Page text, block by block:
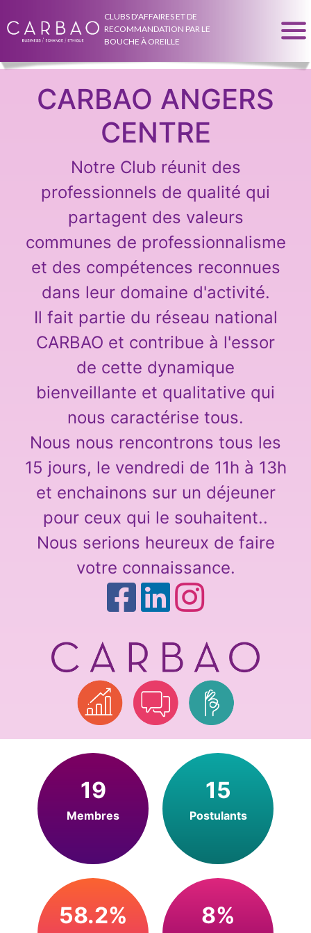
CLUBS D'AFFAIRES ET DE
RECOMMANDATION PAR LE
BOUCHE À OREILLE
CARBAO ANGERS
CENTRE
Notre Club réunit des
professionnels de qualité qui
partagent des valeurs
communes de professionnalisme
et des compétences reconnues
dans leur domaine d'activité.
Il fait partie du réseau national
CARBAO et contribue à l'essor
de cette dynamique
bienveillante et qualitative qui
nous caractérise tous.
Nous nous rencontrons tous les
15 jours, le vendredi de 11h à 13h
et enchainons sur un déjeuner
pour ceux qui le souhaitent..
Nous serions heureux de faire
votre connaissance.
19
Membres
15
Postulants
58.2% 8%